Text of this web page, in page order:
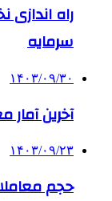
راه اندازی
سرمایه
۱۴۰۳/۰۹/۳۰
آخرین آمار
۱۴۰۳/۰۹/۲۳
حجم